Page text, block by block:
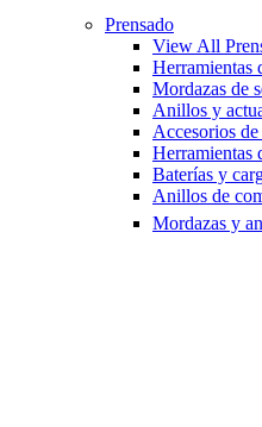
Prensado
View All
Herramientas
Mordazas de
Anillos y
Accesorios
Herramientas
Baterías y
Anillos de
Mordazas y